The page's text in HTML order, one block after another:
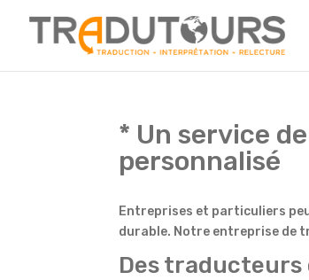
* Un service
personnalisé
Entreprises et particuliers
durable. Notre entreprise de
Des traducteurs